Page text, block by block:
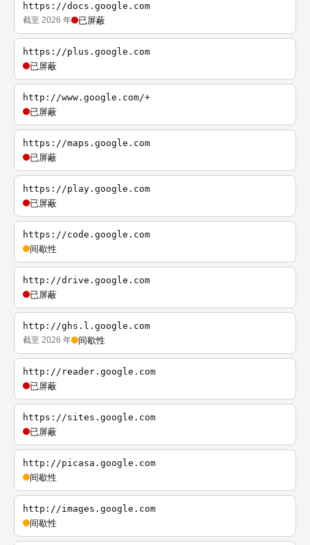
https://docs.google.com
截至 2026 年 已屏蔽
https://plus.google.com
已屏蔽
http://www.google.com/+
已屏蔽
https://maps.google.com
已屏蔽
https://play.google.com
已屏蔽
https://code.google.com
间歇性
http://drive.google.com
已屏蔽
http://ghs.l.google.com
截至 2026 年 间歇性
http://reader.google.com
已屏蔽
https://sites.google.com
已屏蔽
http://picasa.google.com
间歇性
http://images.google.com
间歇性